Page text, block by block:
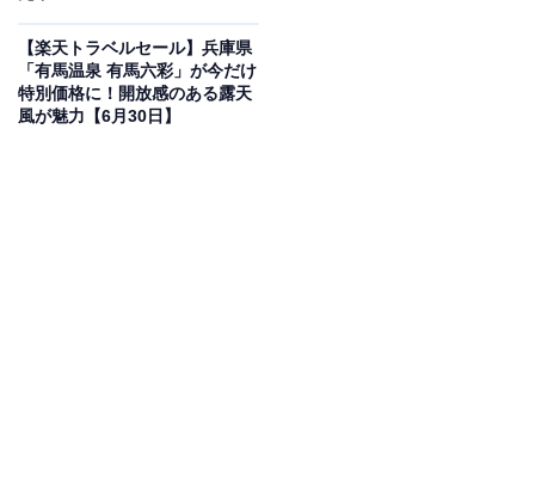
【楽天トラベルセール】兵庫県
「有馬温泉 有馬六彩」が今だけ
特別価格に！開放感のある露天
風が魅力【6月30日】